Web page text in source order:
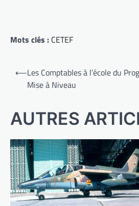
Mots clés : CETEF
Navigation
⟵Les Comptables à l’école du
Mise à Niveau
AUTRES